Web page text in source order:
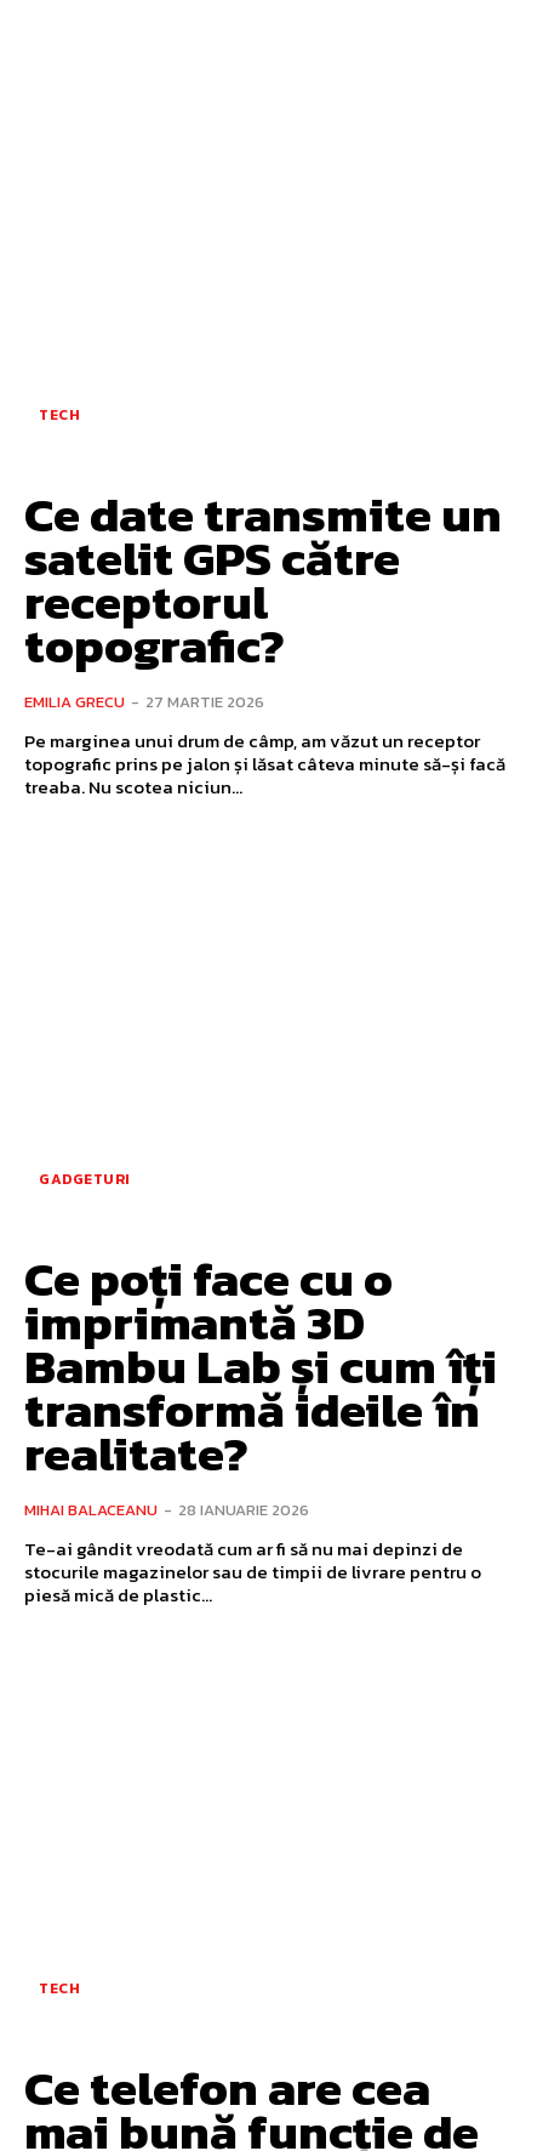
TECH
Ce date transmite un
satelit GPS către
receptorul
topografic?
EMILIA GRECU - 27 MARTIE 2026
Pe marginea unui drum de câmp, am văzut un receptor
topografic prins pe jalon și lăsat câteva minute să-și facă
treaba. Nu scotea niciun...
GADGETURI
Ce poți face cu o
imprimantă 3D
Bambu Lab și cum îți
transformă ideile în
realitate?
MIHAI BALACEANU - 28 IANUARIE 2026
Te-ai gândit vreodată cum ar fi să nu mai depinzi de
stocurile magazinelor sau de timpii de livrare pentru o
piesă mică de plastic...
TECH
Ce telefon are cea
mai bună funcție de